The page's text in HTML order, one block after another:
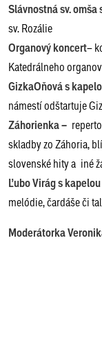
Slávnostná sv.
sv. Rozálie
Organový koncert–
Katedrálneho
GizkaOňová s
námestí odštartuje
Záhorienka –
skladby zo Záhoria,
slovenské hity a iné
Ľubo Virág s
melódie, čardáše či
Moderátorka